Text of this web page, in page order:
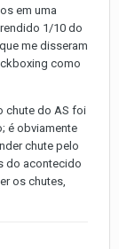
em uma
1/10 do
me disseram
como
chute do AS foi
é obviamente
chute pelo
do acontecido
os chutes,